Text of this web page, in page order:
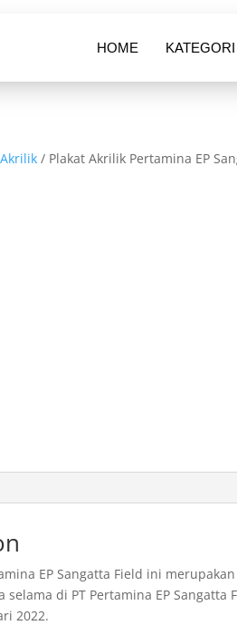
HOME KATEGORI
/ Plakat Akrilik Pertamina EP
EP Sangatta Field ini
selama di PT Pertamina EP
2022.